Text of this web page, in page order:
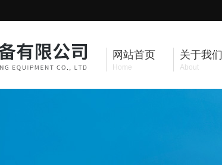
网站首页
Home
关于我们
About